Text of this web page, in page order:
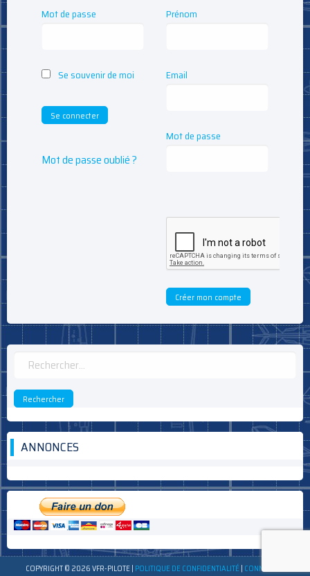
Mot de passe
Se souvenir de moi
Mot de passe oublié ?
Prénom
Email
Mot de passe
Rechercher :
ANNONCES
COPYRIGHT © 2026 VFR-PILOTE| POLITIQUE DE CONFIDENTIALITÉ| CONNEXION